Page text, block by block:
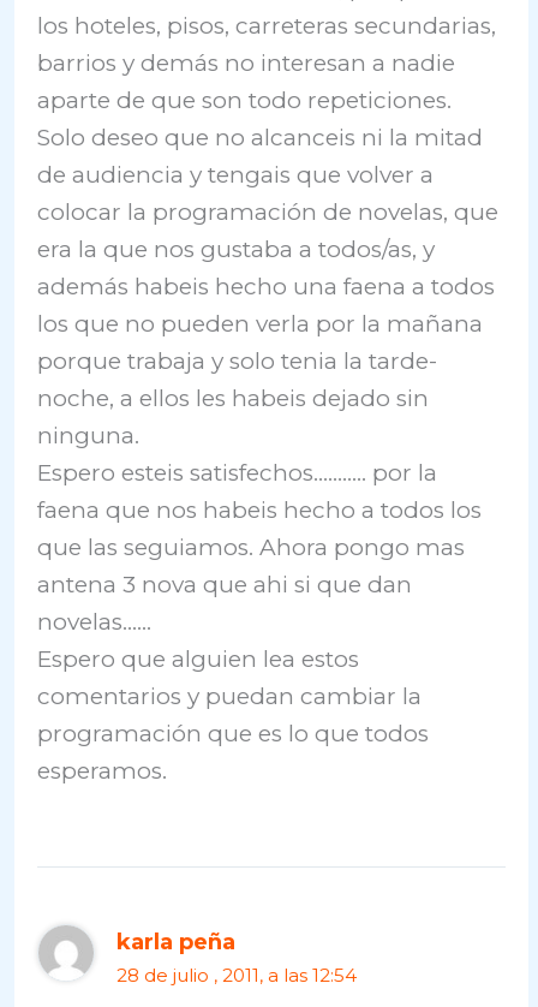
los hoteles, pisos, carreteras secundarias,
barrios y demás no interesan a nadie
aparte de que son todo repeticiones.
Solo deseo que no alcanceis ni la mitad
de audiencia y tengais que volver a
colocar la programación de novelas, que
era la que nos gustaba a todos/as, y
además habeis hecho una faena a todos
los que no pueden verla por la mañana
porque trabaja y solo tenia la tarde-
noche, a ellos les habeis dejado sin
ninguna.
Espero esteis satisfechos……….. por la
faena que nos habeis hecho a todos los
que las seguiamos. Ahora pongo mas
antena 3 nova que ahi si que dan
novelas……
Espero que alguien lea estos
comentarios y puedan cambiar la
programación que es lo que todos
esperamos.
karla peña
28 de julio , 2011, a las 12:54